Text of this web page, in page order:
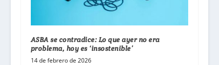
ASBA se contradice: Lo que ayer no era
problema, hoy es ‘insostenible’
14 de febrero de 2026